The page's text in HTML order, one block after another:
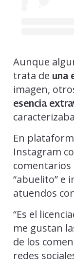
Aunque
trata de una
imagen,
esencia
En
Instagram
comentarios
“abuelito” e
atuendos
“Es el
me gustan
de los
redes